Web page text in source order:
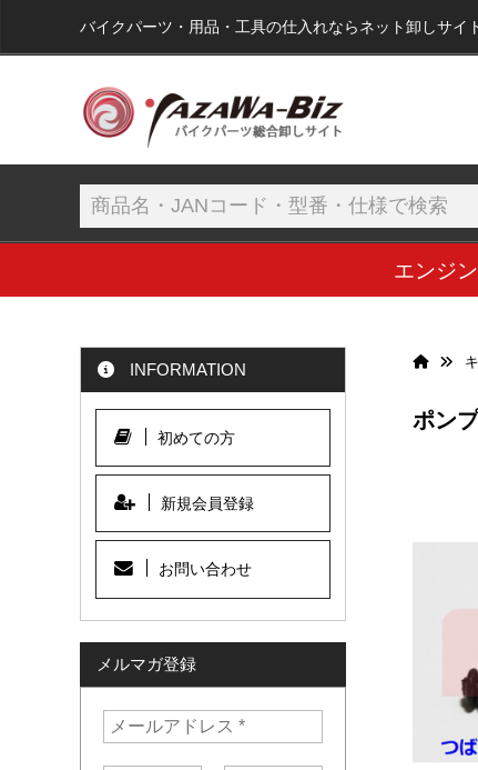
バイクパーツ・用品・工具の仕入れならネット卸しサイ
エンジ
ポン
INFORMATION
初めての方
新規会員登録
お問い合わせ
メルマガ登録